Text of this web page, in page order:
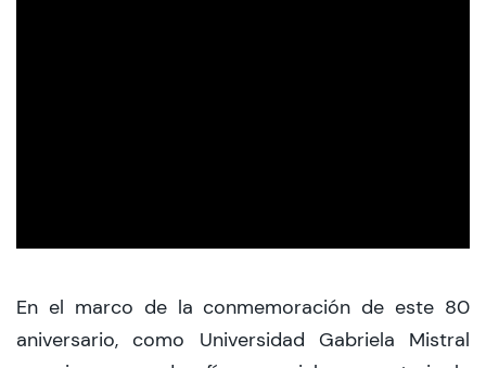
En el marco de la conmemoración de este 80
aniversario, como Universidad Gabriela Mistral